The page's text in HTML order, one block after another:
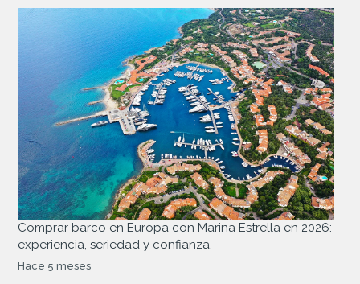
Comprar barco en Europa con Marina Estrella en 2026:
experiencia, seriedad y confianza.
Hace 5 meses